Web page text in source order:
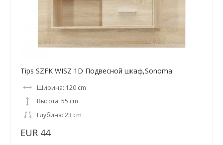
Tips SZFK WISZ 1D Подвесной шкаф,Sonoma
Ширина: 120 cm
Высота: 55 cm
Глубина: 23 cm
EUR 44